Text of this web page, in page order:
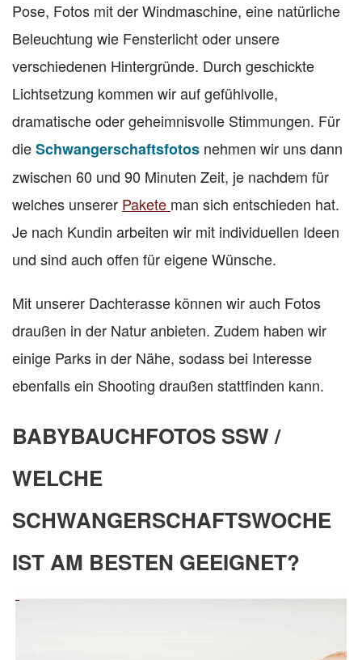
Pose, Fotos mit der Windmaschine, eine natürliche
Beleuchtung wie Fensterlicht oder unsere
verschiedenen Hintergründe. Durch geschickte
Lichtsetzung kommen wir auf gefühlvolle,
dramatische oder geheimnisvolle Stimmungen. Für
dieSchwangerschaftsfotos nehmen wir uns dann
zwischen 60 und 90 Minuten Zeit, je nachdem für
welches unserer Pakete man sich entschieden hat.
Je nach Kundin arbeiten wir mit individuellen Ideen
und sind auch offen für eigene Wünsche.
Mit unserer Dachterasse können wir auch Fotos
draußen in der Natur anbieten. Zudem haben wir
einige Parks in der Nähe, sodass bei Interesse
ebenfalls ein Shooting draußen stattfinden kann.
BABYBAUCHFOTOS SSW /
WELCHE
SCHWANGERSCHAFTSWOCHE
IST AM BESTEN GEEIGNET?